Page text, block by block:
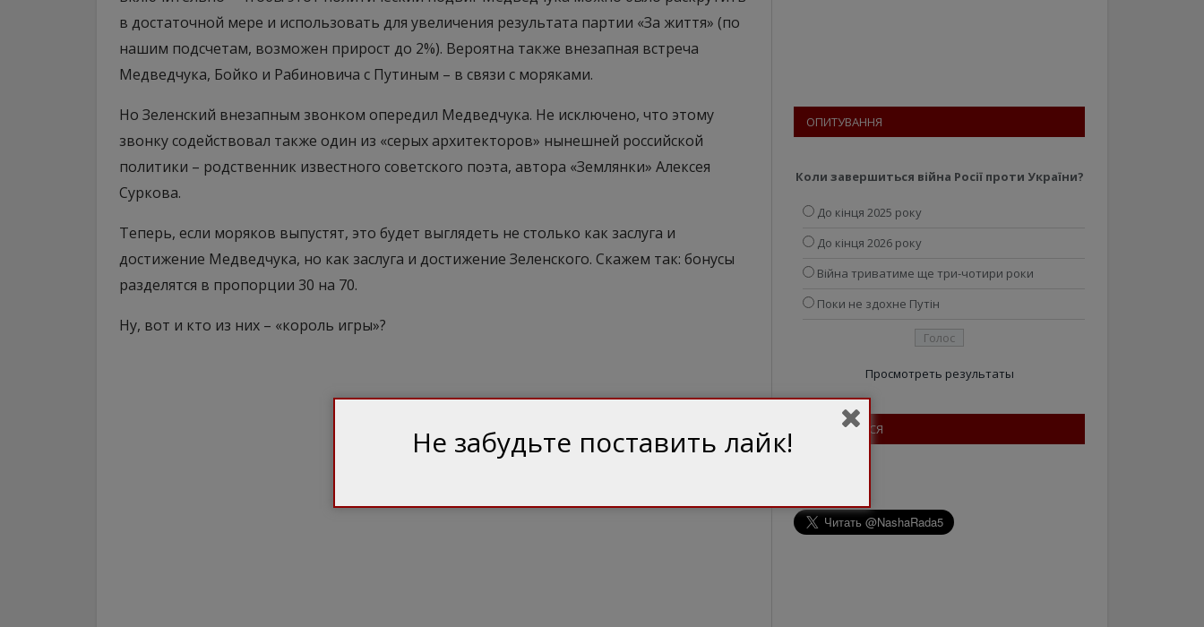
в достаточной мере и использовать для увеличения результата партии «За життя» (по
нашим подсчетам, возможен прирост до 2%). Вероятна также внезапная встреча
Медведчука, Бойко и Рабиновича с Путиным – в связи с моряками.
Но Зеленский внезапным звонком опередил Медведчука. Не исключено, что этому
звонку содействовал также один из «серых архитекторов» нынешней российской
политики – родственник известного советского поэта, автора «Землянки» Алексея
Суркова.
Теперь, если моряков выпустят, это будет выглядеть не столько как заслуга и
достижение Медведчука, но как заслуга и достижение Зеленского. Скажем так: бонусы
разделятся в пропорции 30 на 70.
Ну, вот и кто из них – «король игры»?
ОПИТУВАННЯ
Коли завершиться війна Росії проти України?
До кінця 2025 року
До кінця 2026 року
Війна триватиме ще три-чотири роки
Поки не здохне Путін
Просмотреть результаты
ПІДПИШІТЬСЯ
Не забудьте поставить лайк!